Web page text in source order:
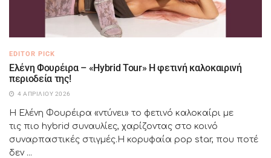
EDITOR PICK
Ελένη Φουρέιρα – «Hybrid Tour» Η φετινή καλοκαιρινή
περιοδεία της!
4 ΑΠΡΙΛΊΟΥ 2026
Η Ελένη Φουρέιρα «ντύνει» το φετινό καλοκαίρι με
τις πιο hybrid συναυλίες, χαρίζοντας στο κοινό
συναρπαστικές στιγμές.Η κορυφαία pop star, που ποτέ
δεν ...